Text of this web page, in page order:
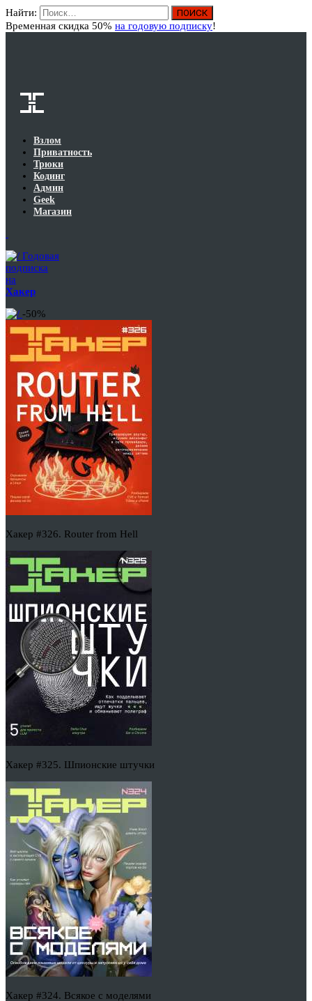
Найти:
Временная скидка 50% на годовую подписку!
Взлом
Приватность
Трюки
Кодинг
Админ
Geek
Магазин
Годовая
подписка
на
Хакер
-50%
Хакер #326. Router from Hell
Хакер #325. Шпионские штучки
Хакер #324. Всякое с моделями